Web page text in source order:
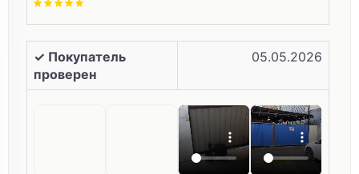
✓ Покупатель
проверен
05.05.2026